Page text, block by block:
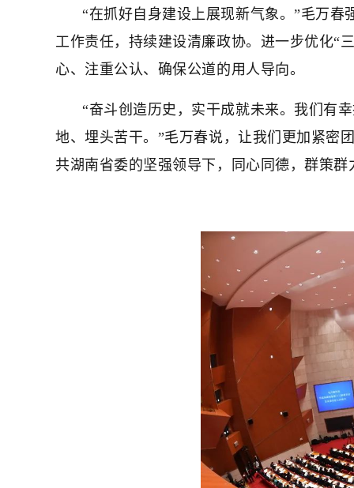
“在抓好自身建设上展现新气象。”毛万
工作责任，持续建设清廉政协。进一步优化“
心、注重公认、确保公道的用人导向。
“奋斗创造历史，实干成就未来。我们有
地、埋头苦干。”毛万春说，让我们更加紧密
共湖南省委的坚强领导下，同心同德，群策